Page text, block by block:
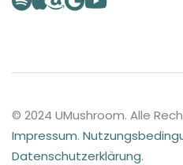
© 2024 UMushroom. Alle
Impressum.
Datenschutzerklärung.